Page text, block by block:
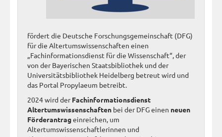
fördert die Deutsche Forschungsgemeinschaft (DFG)
für die Altertumswissenschaften einen
„Fachinformationsdienst für die Wissenschaft“, der
von der Bayerischen Staatsbibliothek und der
Universitätsbibliothek Heidelberg betreut wird und
das Portal Propylaeum betreibt.
2024 wird derFachinformationsdienst
Altertumswissenschaften bei der DFG einen neuen
Förderantrageinreichen, um
Altertumswissenschaftlerinnen und